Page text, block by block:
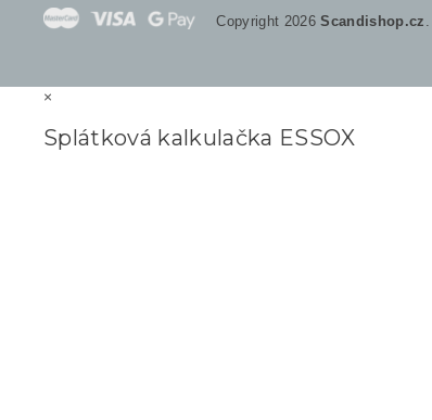
Copyright 2026Scandishop.cz
×
Splátková kalkulačka ESSOX